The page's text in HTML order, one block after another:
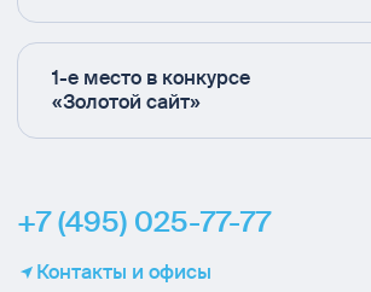
1-е место в конкурсе
«Золотой сайт»
+7 (495) 025-77-77
Контакты и офисы